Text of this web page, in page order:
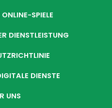
SPIELE
DIENSTLEISTUNG
DIENSTE
UNS